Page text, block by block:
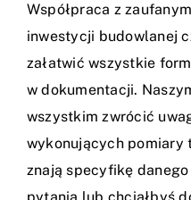
Współpraca z
inwestycji budowlanej
załatwić wszystkie
w dokumentacji.
wszystkim zwrócić
wykonujących pomiary
znają specyfikę danego